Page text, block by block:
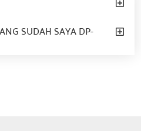
SUDAH SAYA DP-